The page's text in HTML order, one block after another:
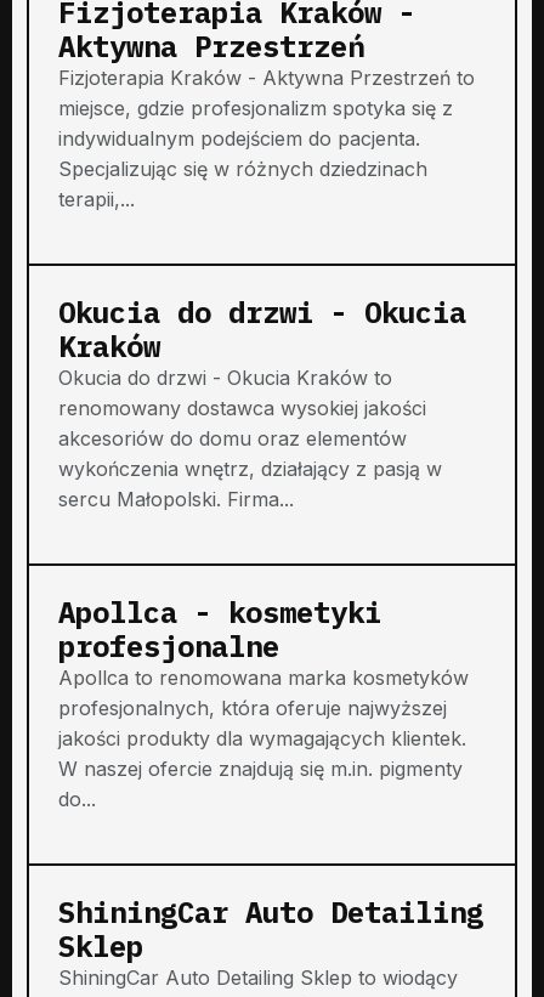
Fizjoterapia Kraków -
Aktywna Przestrzeń
Fizjoterapia Kraków - Aktywna Przestrzeń to
miejsce, gdzie profesjonalizm spotyka się z
indywidualnym podejściem do pacjenta.
Specjalizując się w różnych dziedzinach
terapii,...
Okucia do drzwi - Okucia
Kraków
Okucia do drzwi - Okucia Kraków to
renomowany dostawca wysokiej jakości
akcesoriów do domu oraz elementów
wykończenia wnętrz, działający z pasją w
sercu Małopolski. Firma...
Apollca - kosmetyki
profesjonalne
Apollca to renomowana marka kosmetyków
profesjonalnych, która oferuje najwyższej
jakości produkty dla wymagających klientek.
W naszej ofercie znajdują się m.in. pigmenty
do...
ShiningCar Auto Detailing
Sklep
ShiningCar Auto Detailing Sklep to wiodący